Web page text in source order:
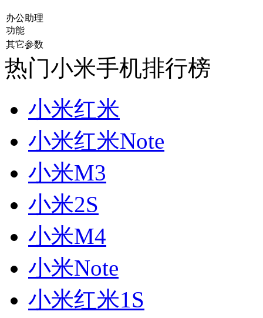
办公助理
功能
其它参数
热门小米手机排行榜
小米红米
小米红米Note
小米M3
小米2S
小米M4
小米Note
小米红米1S